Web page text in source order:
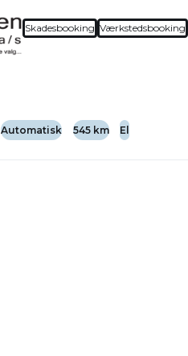
Skadesbooking Værkstedsbooking
Automatisk 545 km El